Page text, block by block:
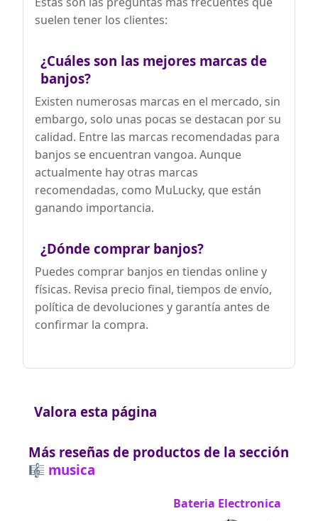
BANJO TRADICIONAL DE TAMAÑO
COMPLETO DE 39": A diferencia de las
encuadernación de estilo tradicional
clásico, acabado de madera revestida y
pulida, y herrajes y detalles cromados.
Construido para durar en innumerables
suelen tener los clientes:
¿Cuáles son las mejores marcas de
banjos?
Existen numerosas marcas en el mercado, sin
embargo, solo unas pocas se destacan por su
calidad. Entre las marcas recomendadas para
banjos se encuentran vangoa. Aunque
actualmente hay otras marcas
recomendadas, como MuLucky, que están
ganando importancia.
¿Dónde comprar banjos?
Puedes comprar banjos en tiendas online y
físicas. Revisa precio final, tiempos de envío,
política de devoluciones y garantía antes de
confirmar la compra.
Valora esta página
Más reseñas de productos de la sección
🎼 musica
Bateria Electronica